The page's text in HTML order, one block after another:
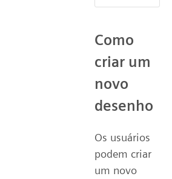
Como
criar um
novo
desenho
Os usuários
podem criar
um novo